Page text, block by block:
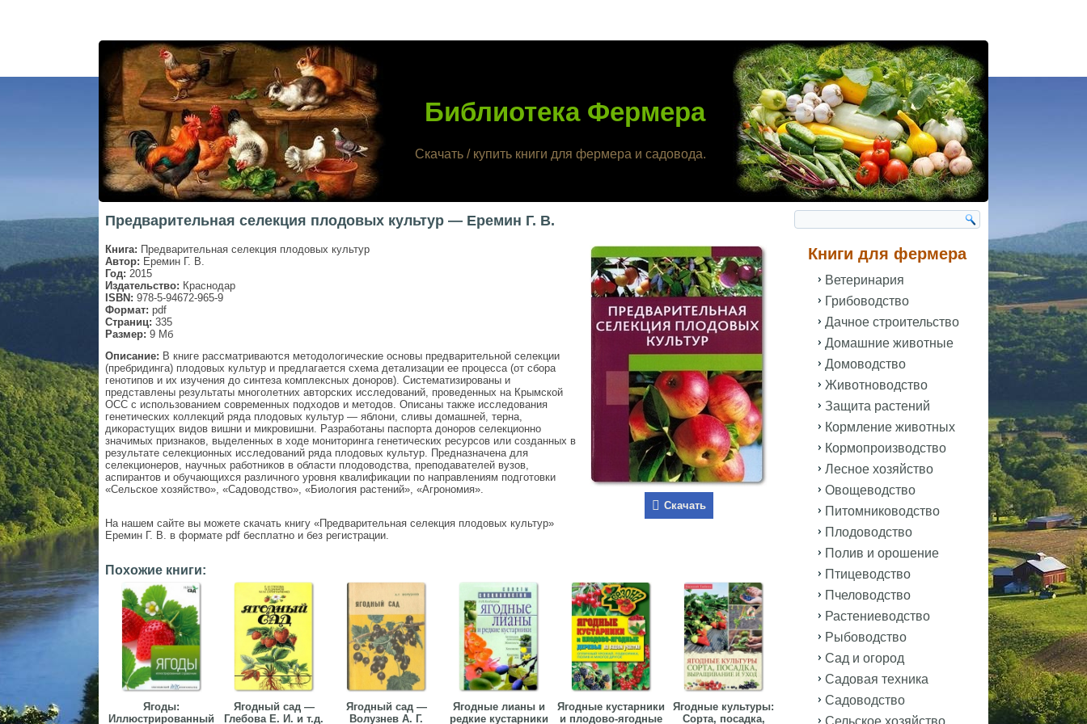
Библиотека Фермера
Скачать / купить книги для фермера и садовода.
Предварительная селекция плодовых культур — Еремин Г. В.
Скачать
Книга: Предварительная селекция плодовых культур
Автор: Еремин Г. В.
Год: 2015
Издательство: Краснодар
ISBN: 978-5-94672-965-9
Формат: pdf
Страниц: 335
Размер: 9 Мб
Описание: В книге рассматриваются методологические основы предварительной селекции
(пребридинга) плодовых культур и предлагается схема детализации ее процесса (от сбора
генотипов и их изучения до синтеза комплексных доноров). Систематизированы и
представлены результаты многолетних авторских исследований, проведенных на Крымской
ОСС с использованием современных подходов и методов. Описаны также исследования
генетических коллекций ряда плодовых культур — яблони, сливы домашней, терна,
дикорастущих видов вишни и микровишни. Разработаны паспорта доноров селекционно
значимых признаков, выделенных в ходе мониторинга генетических ресурсов или созданных в
результате селекционных исследований ряда плодовых культур. Предназначена для
селекционеров, научных работников в области плодоводства, преподавателей вузов,
аспирантов и обучающихся различного уровня квалификации по направлениям подготовки
«Сельское хозяйство», «Садоводство», «Биология растений», «Агрономия».
На нашем сайте вы можете скачать книгу «Предварительная селекция плодовых культур»
Еремин Г. В. в формате pdf бесплатно и без регистрации.
Похожие книги:
Ягоды:
Иллюстрированный
Ягодный сад —
Глебова Е. И. и т.д.
Ягодный сад —
Волузнев А. Г.
Ягодные лианы и
редкие кустарники
Ягодные кустарники
и плодово-ягодные
Ягодные культуры:
Сорта, посадка,
Книги для фермера
Ветеринария
Грибоводство
Дачное строительство
Домашние животные
Домоводство
Животноводство
Защита растений
Кормление животных
Кормопроизводство
Лесное хозяйство
Овощеводство
Питомниководство
Плодоводство
Полив и орошение
Птицеводство
Пчеловодство
Растениеводство
Рыбоводство
Сад и огород
Садовая техника
Садоводство
Сельское хозяйство